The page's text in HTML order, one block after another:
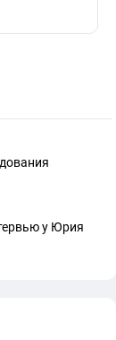
у Юрия